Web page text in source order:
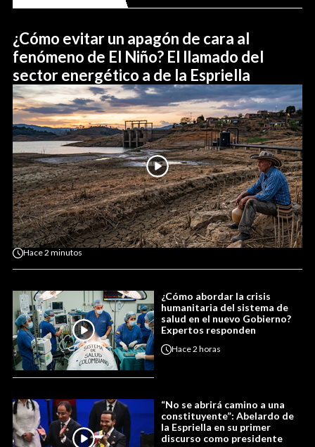
¿Cómo evitar un apagón de cara al
fenómeno de El Niño? El llamado del
sector energético a de la Espriella
Hace2 minutos
¿Cómo abordar la crisis
humanitaria del sistema de
salud en el nuevo Gobierno?
Expertos responden
Hace2 horas
“No se abrirá camino a una
constituyente”: Abelardo de
la Espriella en su primer
discurso como presidente